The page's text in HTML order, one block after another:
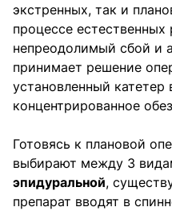
экстренных, так и
процессе естественных
непреодолимый сбой и
принимает решение
установленный катетер
концентрированное
Готовясь к плановой
выбирают между 3
эпидуральной,
препарат вводят в